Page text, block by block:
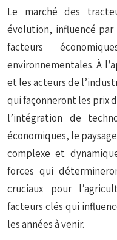
Le marché des
évolution, influencé par
facteurs
environnementales. À
et les acteurs de
qui façonneront les prix
l’intégration de
économiques, le
complexe et
forces qui
cruciaux pour
facteurs clés qui
les années à venir.